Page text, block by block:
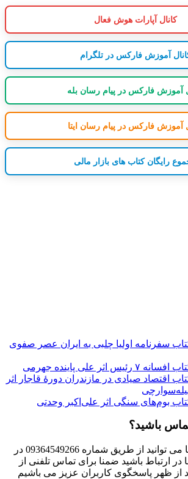
کانال آپارات هوش فعال
آموزش فارکس در تلگرام
آموزش فارکس در پیام رسان بله
آموزش فارکس در پیام رسان ایتا
رایگان کتاب های بازار مالی
کتاب سفرنامه اولیا چلبی به ایران عصر صفوی
اثر علی پاینده جهرمی
اقتصاد صیادی در مازندران دورۀ قاجار اثر
کتاب بوم‌های سنگی اثر علی‌اکبر وحدتی
باشید؟
شما برای ارتباط با ما می توانید از طریق شماره 09364549266 در
در ارتباط باشید ضمنا برای تماس تلفنی از